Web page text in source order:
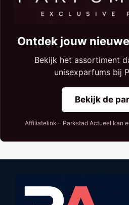
Ontdek jouw
Bekijk het assortiment
unisexparfums bij
Bekijk de
Affiliatelink – Parkstad Actueel kan